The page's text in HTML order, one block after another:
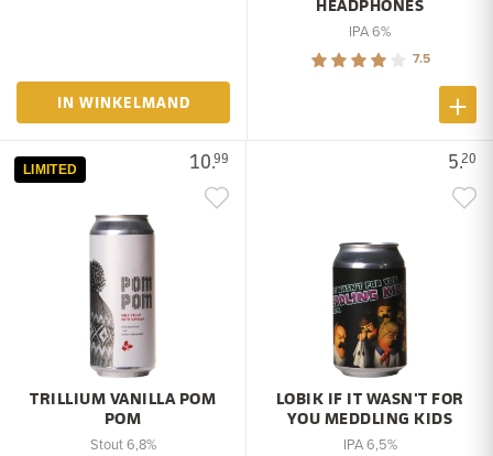
IN WINKELMAND
HEADPHONES
IPA 6%
7.5
10.99
LIMITED
TRILLIUM VANILLA POM
POM
Stout 6,8%
5.20
LOBIK IF IT WASN'T FOR
YOU MEDDLING KIDS
IPA 6,5%